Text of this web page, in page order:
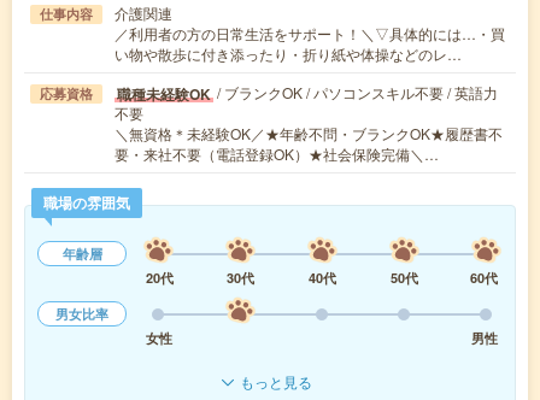
仕事内容
介護関連
／利用者の方の日常生活をサポート！＼▽具体的には…・買
い物や散歩に付き添ったり・折り紙や体操などのレ…
応募資格 職種未経験OK / ブランクOK / パソコンスキル不要 / 英語力
不要
＼無資格＊未経験OK／★年齢不問・ブランクOK★履歴書不
要・来社不要（電話登録OK）★社会保険完備＼…
職場の雰囲気
年齢層
20代
30代 40代 50代
60代
男女比率
女性
男性
もっと見る